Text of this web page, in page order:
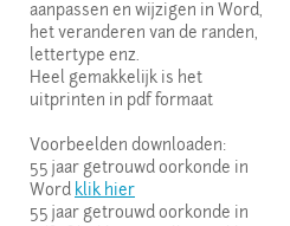
aanpassen en wijzigen in Word,
het veranderen van de randen,
lettertype enz.
Heel gemakkelijk is het
uitprinten in pdf formaat
Voorbeelden downloaden:
55 jaar getrouwd oorkonde in
Word klik hier
55 jaar getrouwd oorkonde in